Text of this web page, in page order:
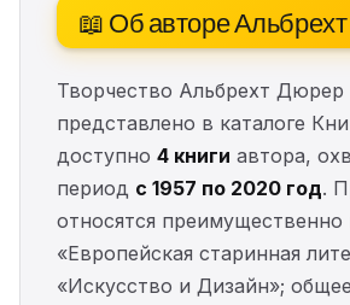
📖 Об авторе
Творчество Альбрехт
представлено в каталоге
доступно 4 книги автора,
период с 1957 по 2020 год.
относятся
«Европейская старинная
«Искусство и Дизайн»;